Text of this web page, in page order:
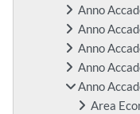
Anno
Anno
Anno
Anno
Anno
Area